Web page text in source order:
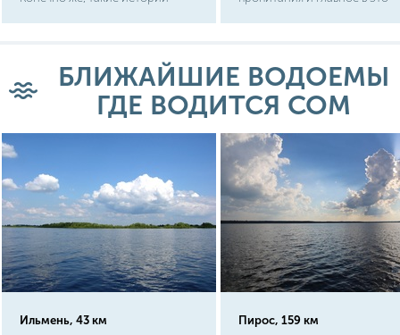
лучшем случае этот
ягнят во время водопоя, пока его
не поймали местные "охотники
за монстрами". Поэтому
остановимся поподробнее на
тех сведениях, которые помогут
и вам поймать солидного
правильными снастями и
до +10 С, а это происходит
примерно в конце апреля,
начинает активную жизнь,
выбираясь к местам
БЛИЖАЙШИЕ ВОДОЕМЫ
ГДЕ ВОДИТСЯ СОМ
Ильмень, 43 км
Пирос, 159 км